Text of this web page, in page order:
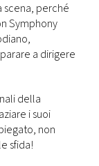
perché
Symphony
a dirigere
della
i suoi
non
sfida!